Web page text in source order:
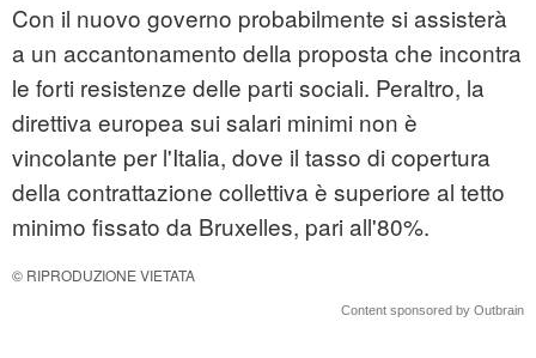
Con il nuovo governo probabilmente si assisterà
a un accantonamento della proposta che incontra
le forti resistenze delle parti sociali. Peraltro, la
direttiva europea sui salari minimi non è
vincolante per l'Italia, dove il tasso di copertura
della contrattazione collettiva è superiore al tetto
minimo fissato da Bruxelles, pari all'80%.
© RIPRODUZIONE VIETATA
Content sponsored by Outbrain